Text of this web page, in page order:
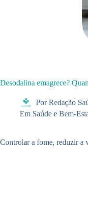
Desodalina emagrece?
Por Redação
Em Saúde e Bem-
Controlar a fome, reduzir a